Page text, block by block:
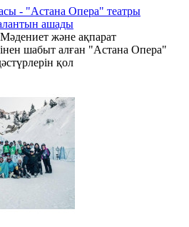
- "Астана Опера" театры
ашады
және ақпарат
шабыт алған "Астана Опера"
қол